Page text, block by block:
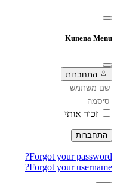
Kunena Menu
התחברות
זכור אותי
התחברות
Forgot your password?
Forgot your username?